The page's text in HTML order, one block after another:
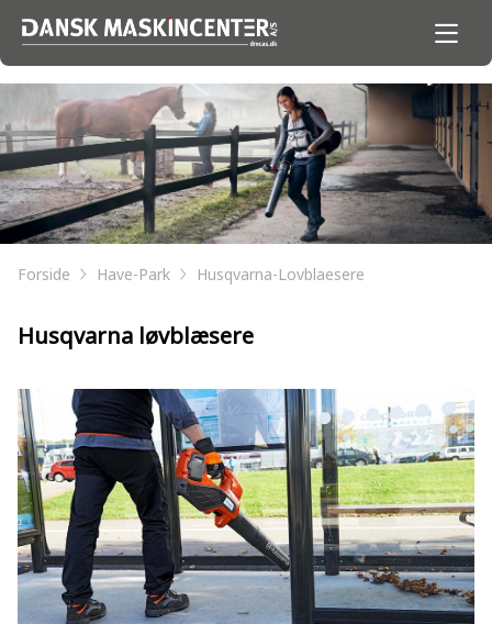
Forside Have-Park Husqvarna-Lovblaesere
Husqvarna løvblæsere